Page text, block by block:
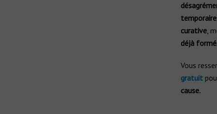
curative,
déjà formé.
Vous
gratuit
cause.